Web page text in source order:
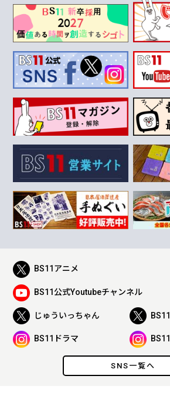
SNS一覧へ
BS11アニメ
BS11公式Youtubeチャンネル
じゅういっちゃん
BS11ドラマ